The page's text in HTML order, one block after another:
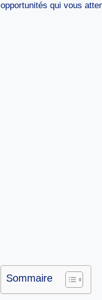
opportunités qui vous
Sommaire